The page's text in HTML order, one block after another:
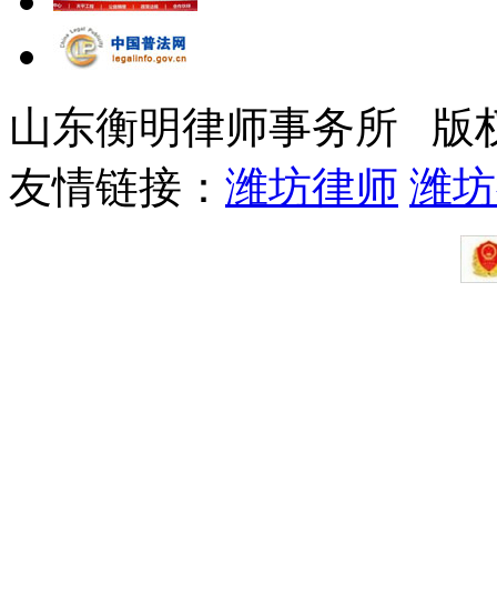
山东衡明律师事务所 版
友情链接： 潍坊律师 潍